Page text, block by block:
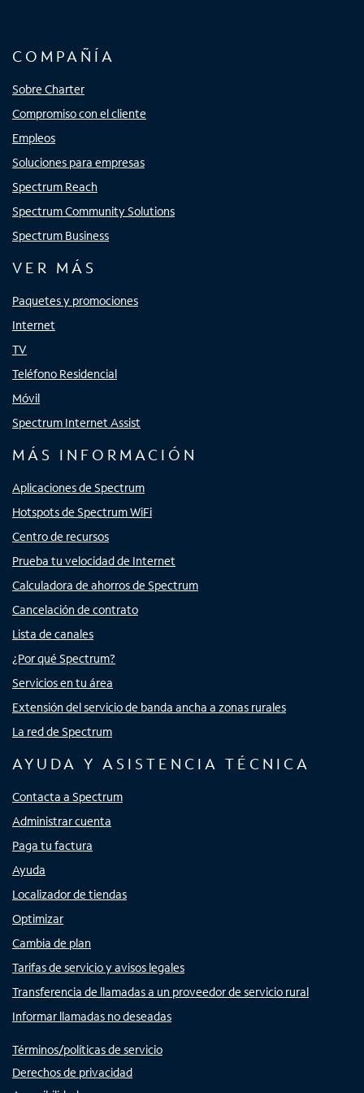
COMPAÑÍA
Sobre Charter
Compromiso con el cliente
Empleos
Soluciones para empresas
Spectrum Reach
Spectrum Community Solutions
Spectrum Business
VER MÁS
Paquetes y promociones
Internet
TV
Teléfono Residencial
Móvil
Spectrum Internet Assist
MÁS INFORMACIÓN
Aplicaciones de Spectrum
Hotspots de Spectrum WiFi
Centro de recursos
Prueba tu velocidad de Internet
Calculadora de ahorros de Spectrum
Cancelación de contrato
Lista de canales
¿Por qué Spectrum?
Servicios en tu área
Extensión del servicio de banda ancha a zonas rurales
La red de Spectrum
AYUDA Y ASISTENCIA TÉCNICA
Contacta a Spectrum
Administrar cuenta
Paga tu factura
Ayuda
Localizador de tiendas
Optimizar
Cambia de plan
Tarifas de servicio y avisos legales
Transferencia de llamadas a un proveedor de servicio rural
Informar llamadas no deseadas
Términos/políticas de servicio
Derechos de privacidad